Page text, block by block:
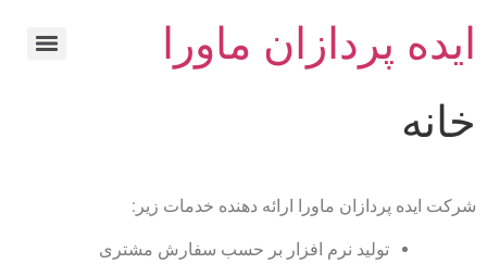
ایده پردازان ماورا
خانه
شرکت ایده پردازان ماورا ارائه دهنده خدمات زیر:
تولید نرم افزار بر حسب سفارش مشتری